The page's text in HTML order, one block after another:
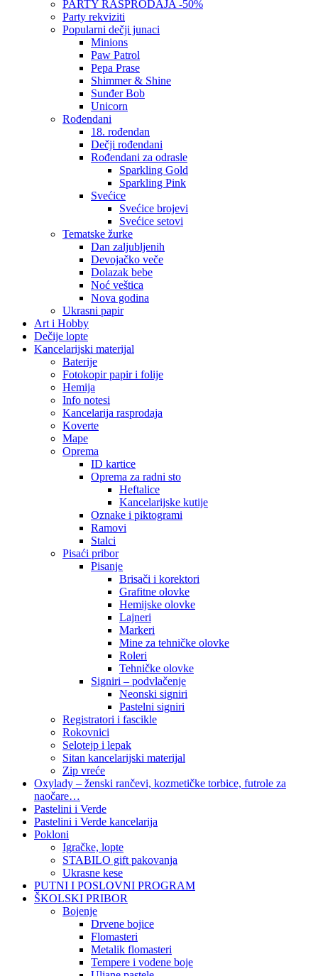
PARTY RASPRODAJA -50%
Party rekviziti
Popularni dečji junaci
Minions
Paw Patrol
Pepa Prase
Shimmer & Shine
Sunđer Bob
Unicorn
Rođendani
18. rođendan
Dečji rođendani
Rođendani za odrasle
Sparkling Gold
Sparkling Pink
Svećice
Svećice brojevi
Svećice setovi
Tematske žurke
Dan zaljubljenih
Devojačko veče
Dolazak bebe
Noć veštica
Nova godina
Ukrasni papir
Art i Hobby
Dečije lopte
Kancelarijski materijal
Baterije
Fotokopir papir i folije
Hemija
Info notesi
Kancelarija rasprodaja
Koverte
Mape
Oprema
ID kartice
Oprema za radni sto
Heftalice
Kancelarijske kutije
Oznake i piktogrami
Ramovi
Stalci
Pisaći pribor
Pisanje
Brisači i korektori
Grafitne olovke
Hemijske olovke
Lajneri
Markeri
Mine za tehničke olovke
Roleri
Tehničke olovke
Signiri – podvlačenje
Neonski signiri
Pastelni signiri
Registratori i fascikle
Rokovnici
Selotejp i lepak
Sitan kancelarijski materijal
Zip vreće
Oxylady – ženski rančevi, kozmetičke torbice, futrole za
naočare…
Pastelini i Verde
Pastelini i Verde kancelarija
Pokloni
Igračke, lopte
STABILO gift pakovanja
Ukrasne kese
PUTNI I POSLOVNI PROGRAM
ŠKOLSKI PRIBOR
Bojenje
Drvene bojice
Flomasteri
Metalik flomasteri
Tempere i vodene boje